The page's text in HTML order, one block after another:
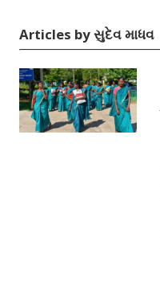
Articles by સુદેવ માધવ